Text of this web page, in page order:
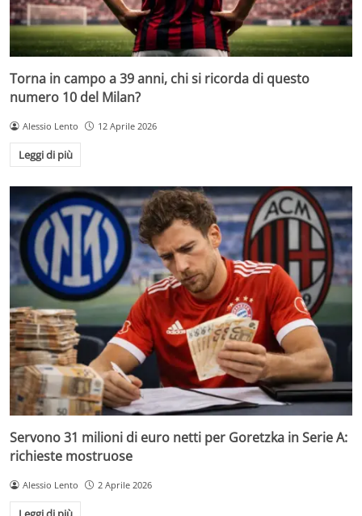
Torna in campo a 39 anni, chi si ricorda di questo
numero 10 del Milan?
Alessio Lento 12 Aprile 2026
Leggi di più
Servono 31 milioni di euro netti per Goretzka in Serie A:
richieste mostruose
Alessio Lento 2 Aprile 2026